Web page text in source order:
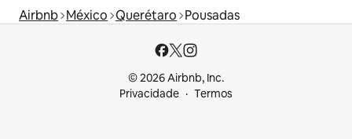
Airbnb México Querétaro Pousadas
© 2026 Airbnb, Inc.
Privacidade
Termos